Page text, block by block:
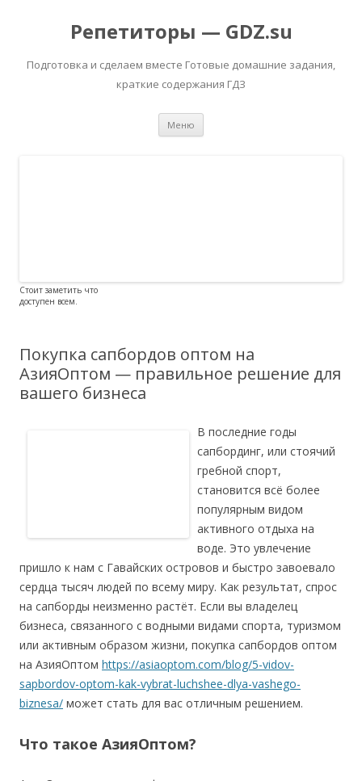
Репетиторы — GDZ.su
Подготовка и сделаем вместе Готовые домашние задания,
краткие содержания ГДЗ
Меню
Стоит заметить что
доступен всем.
Покупка сапбордов оптом на
АзияОптом — правильное решение для
вашего бизнеса
В последние годы
сапбординг, или стоячий
гребной спорт,
становится всё более
популярным видом
активного отдыха на
воде. Это увлечение
пришло к нам с Гавайских островов и быстро завоевало
сердца тысяч людей по всему миру. Как результат, спрос
на сапборды неизменно растёт. Если вы владелец
бизнеса, связанного с водными видами спорта, туризмом
или активным образом жизни, покупка сапбордов оптом
на АзияОптом https://asiaoptom.com/blog/5-vidov-
sapbordov-optom-kak-vybrat-luchshee-dlya-vashego-
biznesa/ может стать для вас отличным решением.
Что такое АзияОптом?